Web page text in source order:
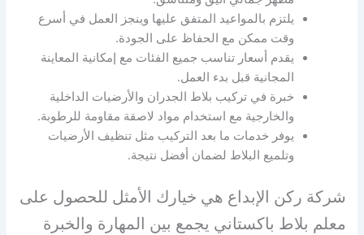
يلتزم بالمواعيد المتفق عليها وينجز العمل في أسرع
وقت ممكن مع الحفاظ على الجودة.
يقدم أسعار تناسب جميع الفئات مع إمكانية المعاينة
المجانية قبل بدء العمل.
خبرة في تركيب بلاط الجدران والأرضيات الداخلية
والخارجية مع استخدام مواد لاصقة مقاومة للرطوبة.
يوفر خدمات ما بعد التركيب مثل تنظيف الأرضيات
وتلميع البلاط لضمان أفضل نتيجة.
شركة ركن الإبداع هي خيارك الأمثل للحصول على
معلم بلاط باكستاني يجمع بين المهارة والخبرة